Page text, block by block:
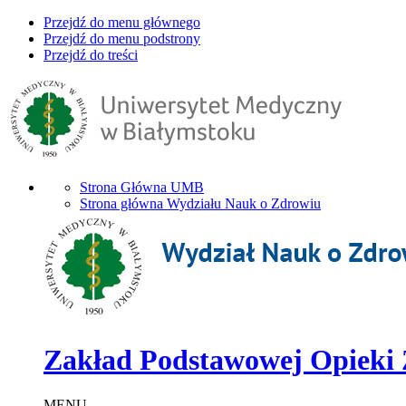
Przejdź do menu głównego
Przejdź do menu podstrony
Przejdź do treści
Strona Główna UMB
Strona główna Wydziału Nauk o Zdrowiu
Zakład Podstawowej